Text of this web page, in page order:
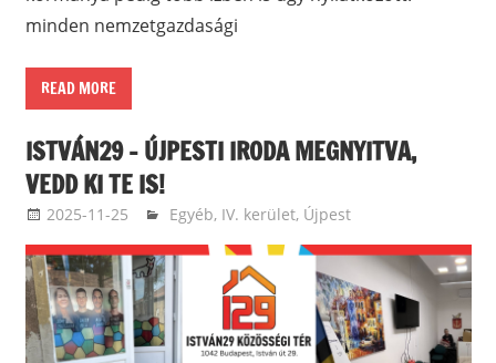
minden nemzetgazdasági
READ MORE
ISTVÁN29 – ÚJPESTI IRODA MEGNYITVA,
VEDD KI TE IS!
2025-11-25 ketfarkukutya
Egyéb, IV. kerület, Újpest